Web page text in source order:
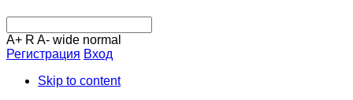
A+ R A- wide normal
Регистрация Вход
Skip to content